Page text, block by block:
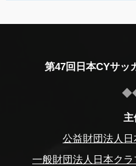
第47回日本CYサッ
主
公益財団法人
一般財団法人日本ク